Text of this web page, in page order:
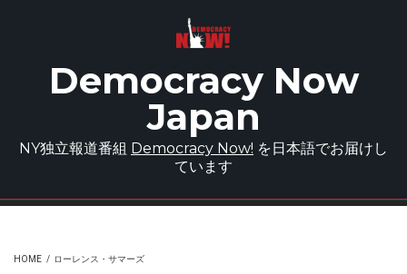
Democracy Now
Japan
NY独立報道番組 Democracy Now! を日本語でお届けし
ています
HOME / ローレンス・サマーズ